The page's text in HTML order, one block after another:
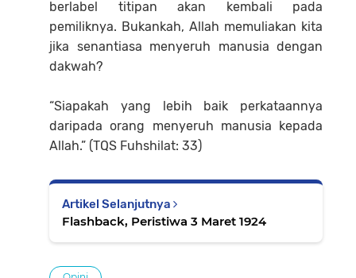
berlabel titipan akan kembali pada
pemiliknya. Bukankah, Allah memuliakan kita
jika senantiasa menyeruh manusia dengan
dakwah?
“Siapakah yang lebih baik perkataannya
daripada orang menyeruh manusia kepada
Allah.” (TQS Fuhshilat: 33)
Artikel Selanjutnya
Flashback, Peristiwa 3 Maret 1924